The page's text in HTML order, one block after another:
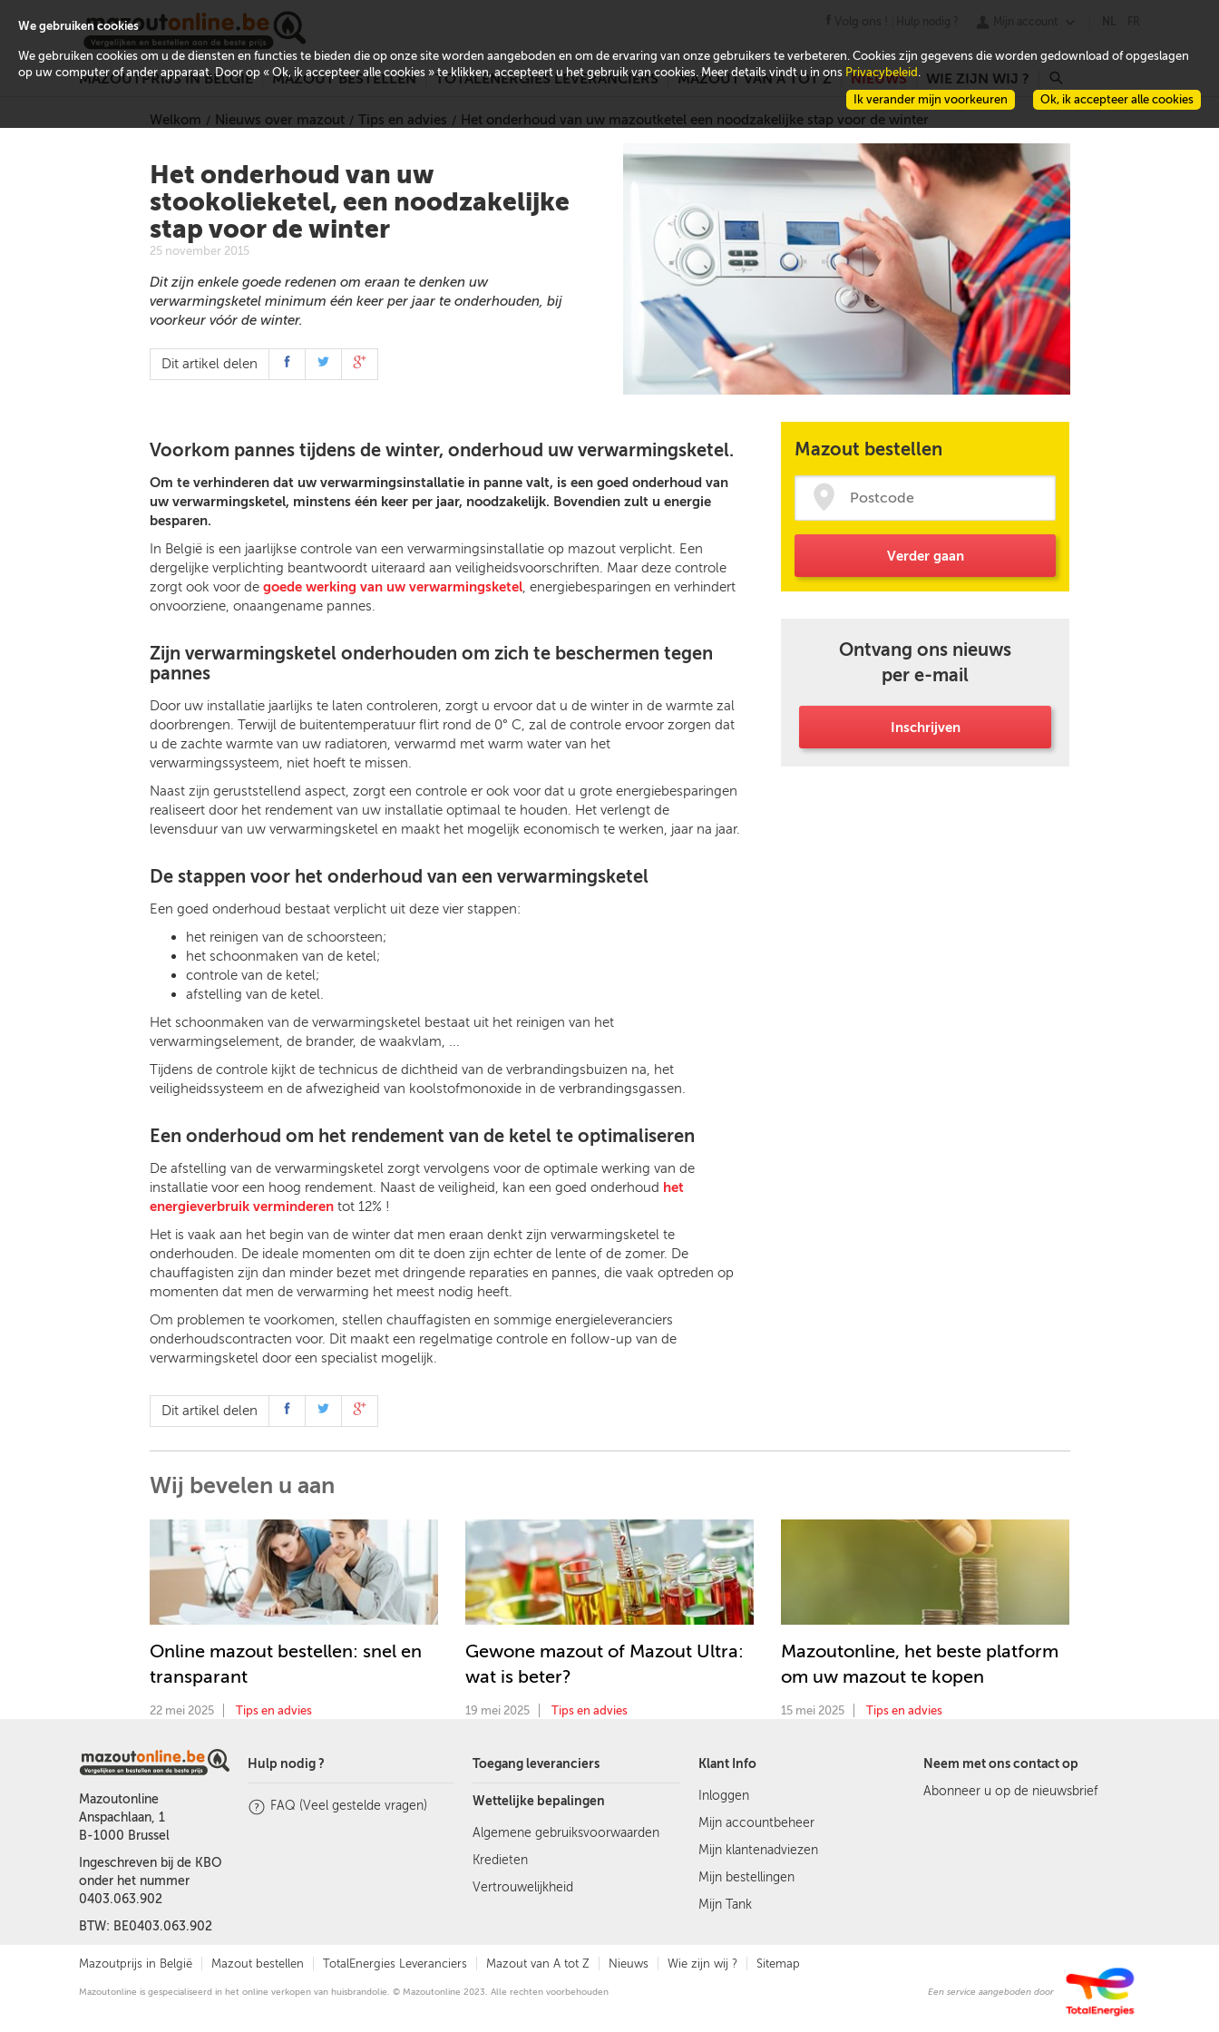
MAZOUTPRIJS IN BELGIË MAZOUT BESTELLEN TOTALENERGIES LEVERANCIERS MAZOUT VAN A TOT Z NIEUWS WIE ZIJN WIJ ? r
Welkom Nieuws over mazout Tips en advies Het onderhoud van uw mazoutketel een noodzakelijke stap voor de winter
Het onderhoud van uw
stookolieketel, een noodzakelijke
stap voor de winter
25 november 2015
Dit zijn enkele goede redenen om eraan te denken uw
verwarmingsketel minimum één keer per jaar te onderhouden, bij
voorkeur vóór de winter.
Dit artikel delen
Voorkom pannes tijdens de winter, onderhoud uw verwarmingsketel.
Om te verhinderen dat uw verwarmingsinstallatie in panne valt, is een goed onderhoud van
uw verwarmingsketel, minstens één keer per jaar, noodzakelijk. Bovendien zult u energie
besparen.
In België is een jaarlijkse controle van een verwarmingsinstallatie op mazout verplicht. Een
dergelijke verplichting beantwoordt uiteraard aan veiligheidsvoorschriften. Maar deze controle
zorgt ook voor de goede werking van uw verwarmingsketel, energiebesparingen en verhindert
onvoorziene, onaangename pannes.
Zijn verwarmingsketel onderhouden om zich te beschermen tegen
pannes
Door uw installatie jaarlijks te laten controleren, zorgt u ervoor dat u de winter in de warmte zal
doorbrengen. Terwijl de buitentemperatuur flirt rond de 0° C, zal de controle ervoor zorgen dat
u de zachte warmte van uw radiatoren, verwarmd met warm water van het
verwarmingssysteem, niet hoeft te missen.
Naast zijn geruststellend aspect, zorgt een controle er ook voor dat u grote energiebesparingen
realiseert door het rendement van uw installatie optimaal te houden. Het verlengt de
levensduur van uw verwarmingsketel en maakt het mogelijk economisch te werken, jaar na jaar.
De stappen voor het onderhoud van een verwarmingsketel
Een goed onderhoud bestaat verplicht uit deze vier stappen:
het reinigen van de schoorsteen;
het schoonmaken van de ketel;
controle van de ketel;
afstelling van de ketel.
Het schoonmaken van de verwarmingsketel bestaat uit het reinigen van het
verwarmingselement, de brander, de waakvlam, ...
Tijdens de controle kijkt de technicus de dichtheid van de verbrandingsbuizen na, het
veiligheidssysteem en de afwezigheid van koolstofmonoxide in de verbrandingsgassen.
Een onderhoud om het rendement van de ketel te optimaliseren
De afstelling van de verwarmingsketel zorgt vervolgens voor de optimale werking van de
installatie voor een hoog rendement. Naast de veiligheid, kan een goed onderhoud het
energieverbruik verminderentot 12% !
Het is vaak aan het begin van de winter dat men eraan denkt zijn verwarmingsketel te
onderhouden. De ideale momenten om dit te doen zijn echter de lente of de zomer. De
chauffagisten zijn dan minder bezet met dringende reparaties en pannes, die vaak optreden op
momenten dat men de verwarming het meest nodig heeft.
Om problemen te voorkomen, stellen chauffagisten en sommige energieleveranciers
onderhoudscontracten voor. Dit maakt een regelmatige controle en follow-up van de
verwarmingsketel door een specialist mogelijk.
Dit artikel delen
Mazout bestellen
Verder gaan
Ontvang ons nieuws
per e-mail
Inschrijven
Wij bevelen u aan
Online mazout bestellen: snel en
transparant
22 mei 2025 Tips en advies
Gewone mazout of Mazout Ultra:
wat is beter?
19 mei 2025 Tips en advies
Mazoutonline, het beste platform
om uw mazout te kopen
15 mei 2025 Tips en advies
Mazoutonline
Anspachlaan, 1
B-1000 Brussel
Ingeschreven bij de KBO
onder het nummer
0403.063.902
BTW: BE0403.063.902
Hulp nodig ?
FAQ (Veel gestelde vragen)
Toegang leveranciers
Wettelijke bepalingen
Algemene gebruiksvoorwaarden
Kredieten
Vertrouwelijkheid
Klant Info
Inloggen
Mijn accountbeheer
Mijn klantenadviezen
Mijn bestellingen
Mijn Tank
Neem met ons contact op
Abonneer u op de nieuwsbrief
Mazoutprijs in België Mazout bestellen TotalEnergies Leveranciers Mazout van A tot Z Nieuws Wie zijn wij ? Sitemap
Een service aangeboden door
Mazoutonline is gespecialiseerd in het online verkopen van huisbrandolie. © Mazoutonline 2023. Alle rechten voorbehouden
We gebruiken cookies
We gebruiken cookies om u de diensten en functies te bieden die op onze site worden aangeboden en om de ervaring van onze gebruikers te verbeteren. Cookies zijn gegevens die worden gedownload of opgeslagen
op uw computer of ander apparaat. Door op « Ok, ik accepteer alle cookies » te klikken, accepteert u het gebruik van cookies. Meer details vindt u in ons Privacybeleid .
Ok, ik accepteer alle cookies
Ik verander mijn voorkeuren